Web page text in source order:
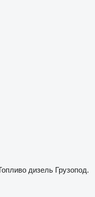
дизель Грузопод.